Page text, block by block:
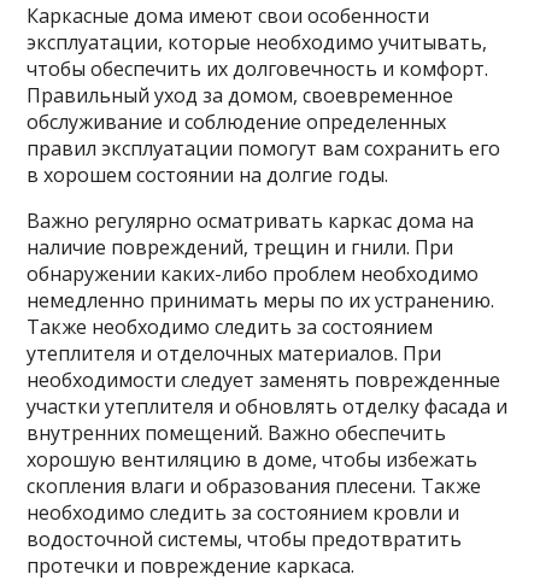
Каркасные дома имеют свои особенности
эксплуатации, которые необходимо учитывать,
чтобы обеспечить их долговечность и комфорт.
Правильный уход за домом, своевременное
обслуживание и соблюдение определенных
правил эксплуатации помогут вам сохранить его
в хорошем состоянии на долгие годы.
Важно регулярно осматривать каркас дома на
наличие повреждений, трещин и гнили. При
обнаружении каких-либо проблем необходимо
немедленно принимать меры по их устранению.
Также необходимо следить за состоянием
утеплителя и отделочных материалов. При
необходимости следует заменять поврежденные
участки утеплителя и обновлять отделку фасада и
внутренних помещений. Важно обеспечить
хорошую вентиляцию в доме, чтобы избежать
скопления влаги и образования плесени. Также
необходимо следить за состоянием кровли и
водосточной системы, чтобы предотвратить
протечки и повреждение каркаса.